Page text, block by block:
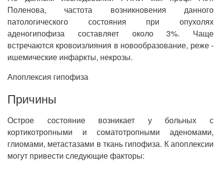
Поленова, частота возникновения данного
патологического состояния при опухолях
аденогипофиза составляет около 3%. Чаще
встречаются кровоизлияния в новообразование, реже -
ишемические инфаркты, некрозы.
Апоплексия гипофиза
Причины
Острое состояние возникает у больных с
кортикотропными и соматотропными аденомами,
глиомами, метастазами в ткань гипофиза. К апоплексии
могут привести следующие факторы: